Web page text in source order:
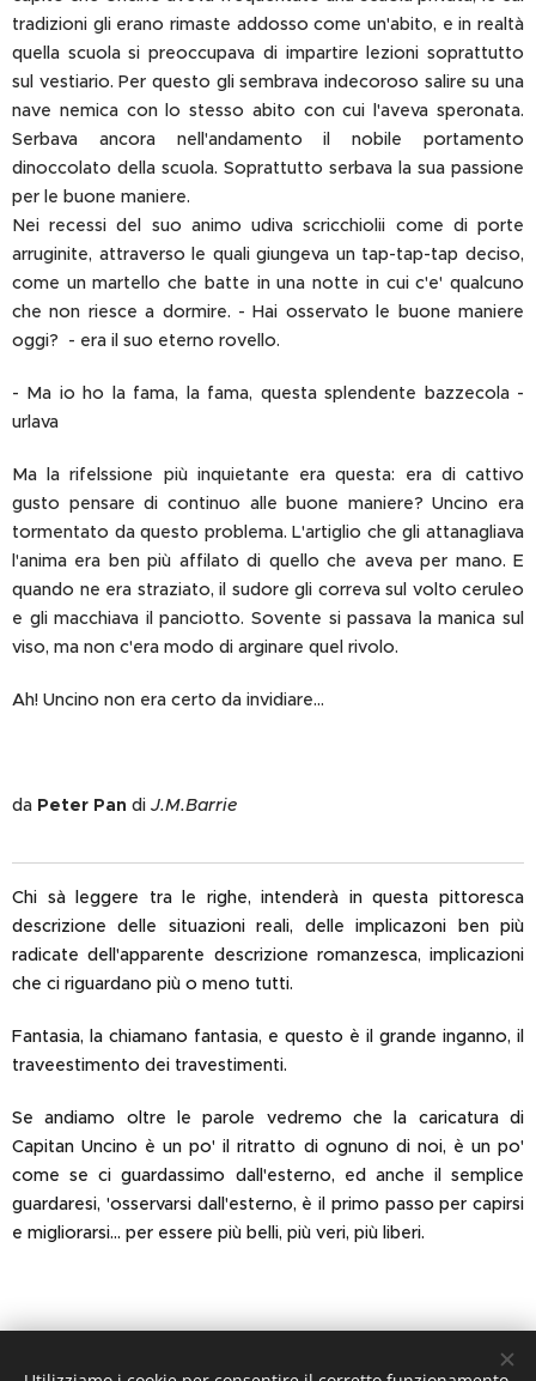
tradizioni gli erano rimaste addosso come un'abito, e in realtà
quella scuola si preoccupava di impartire lezioni soprattutto
sul vestiario. Per questo gli sembrava indecoroso salire su una
nave nemica con lo stesso abito con cui l'aveva speronata.
Serbava ancora nell'andamento il nobile portamento
dinoccolato della scuola. Soprattutto serbava la sua passione
per le buone maniere.
Nei recessi del suo animo udiva scricchiolii come di porte
arruginite, attraverso le quali giungeva un tap-tap-tap deciso,
come un martello che batte in una notte in cui c'e' qualcuno
che non riesce a dormire. - Hai osservato le buone maniere
oggi? - era il suo eterno rovello.
- Ma io ho la fama, la fama, questa splendente bazzecola -
urlava
Ma la rifelssione più inquietante era questa: era di cattivo
gusto pensare di continuo alle buone maniere?Uncino era
tormentato da questo problema. L'artiglio che gli attanagliava
l'anima era ben più affilato di quello che aveva per mano. E
quando ne era straziato, il sudore gli correva sul volto ceruleo
e gli macchiava il panciotto. Sovente si passava la manica sul
viso, ma non c'era modo di arginare quel rivolo.
Ah! Uncino non era certo da invidiare...
da Peter Pan di J.M.Barrie
Chi sà leggere tra le righe, intenderà in questa pittoresca
descrizione delle situazioni reali, delle implicazoni ben più
radicate dell'apparente descrizione romanzesca, implicazioni
che ci riguardano più o meno tutti.
Fantasia, la chiamano fantasia, e questo è il grande inganno, il
traveestimento dei travestimenti.
Se andiamo oltre le parole vedremo che la caricatura di
Capitan Uncino è un po' il ritratto di ognuno di noi, è un po'
come se ci guardassimo dall'esterno, ed anche il semplice
guardaresi, 'osservarsi dall'esterno, è il primo passo per capirsi
e migliorarsi... per essere più belli, più veri, più liberi.